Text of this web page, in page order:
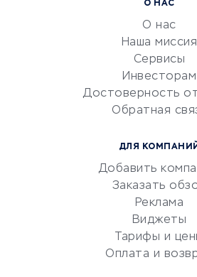
документооборот
Юридические компании
Бухгалтерия онлайн
О НАС
О нас
Наша миссия
Сервисы
Инвесторам
Достоверность
Обратная
ДЛЯ КОМПАНИЙ
Добавить
Заказать
Реклама
Виджеты
Тарифы и
Оплата и